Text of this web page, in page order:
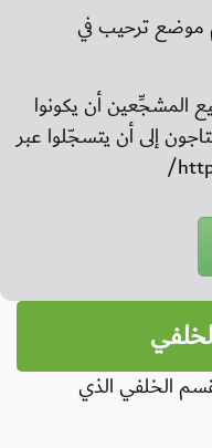
موضع ترحيب في
أن يكونوا
إلى أن يتسجّلوا عبر
الخلفي الذي